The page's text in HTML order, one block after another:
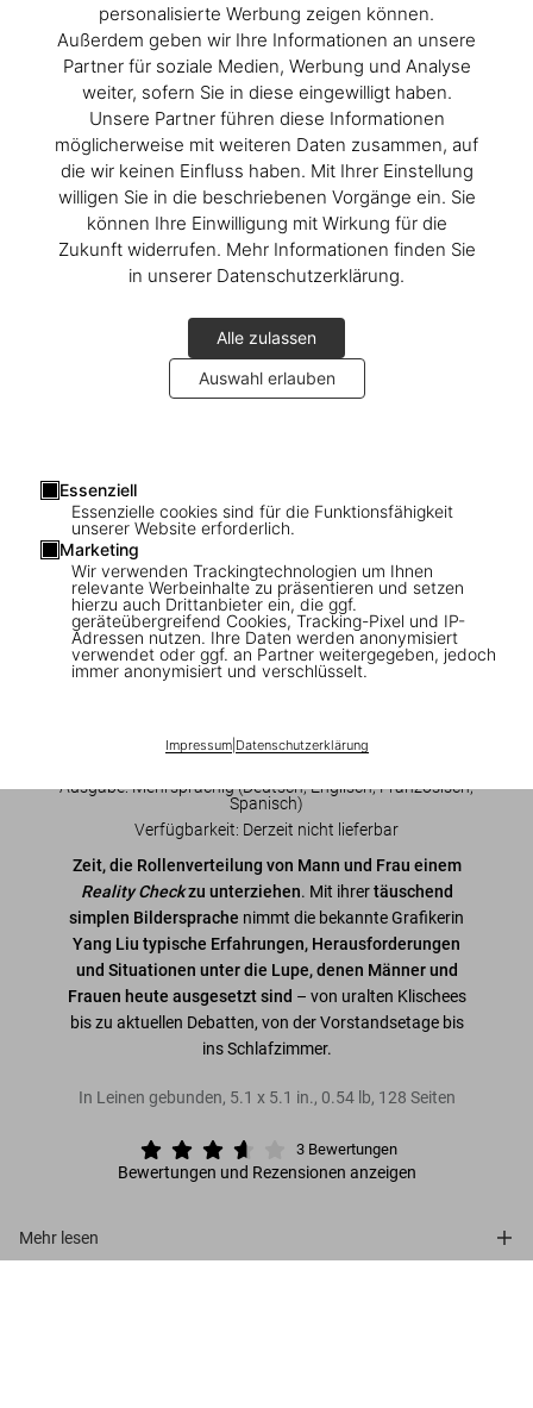
personalisierte Werbung zeigen können.
Außerdem geben wir Ihre Informationen an unsere
Partner für soziale Medien, Werbung und Analyse
weiter, sofern Sie in diese eingewilligt haben.
Unsere Partner führen diese Informationen
möglicherweise mit weiteren Daten zusammen, auf
die wir keinen Einfluss haben. Mit Ihrer Einstellung
willigen Sie in die beschriebenen Vorgänge ein. Sie
können Ihre Einwilligung mit Wirkung für die
Zukunft widerrufen. Mehr Informationen finden Sie
in unserer Datenschutzerklärung.
Alle zulassen
Auswahl erlauben
Essenziell
Essenzielle cookies sind für die Funktionsfähigkeit
unserer Website erforderlich.
Marketing
Wir verwenden Trackingtechnologien um Ihnen
relevante Werbeinhalte zu präsentieren und setzen
hierzu auch Drittanbieter ein, die ggf.
geräteübergreifend Cookies, Tracking-Pixel und IP-
Adressen nutzen. Ihre Daten werden anonymisiert
verwendet oder ggf. an Partner weitergegeben, jedoch
immer anonymisiert und verschlüsselt.
Impressum| Datenschutzerklärung
Yang Liu. Man meets Woman
US$ 16
Bitte registrieren Sie sich mit Ihrer E-Mail-Adresse - wir
informieren Sie gerne, wenn dieser Titel verfügbar ist:
Registrierung abschicken
Ausgabe: Mehrsprachig (Deutsch, Englisch, Französisch,
Spanisch)
Verfügbarkeit: Derzeit nicht lieferbar
Zeit, die Rollenverteilung von Mann und Frau einem
Reality Checkzu unterziehen. Mit ihrertäuschend
simplen Bildersprache nimmt die bekannte Grafikerin
Yang Liu typische Erfahrungen, Herausforderungen
und Situationen unter die Lupe, denen Männer und
Frauen heute ausgesetzt sind – von uralten Klischees
bis zu aktuellen Debatten, von der Vorstandsetage bis
ins Schlafzimmer.
In Leinen gebunden, 5.1 x 5.1 in., 0.54 lb, 128 Seiten
3 Bewertungen
Bewertungen und Rezensionen anzeigen
Mehr lesen